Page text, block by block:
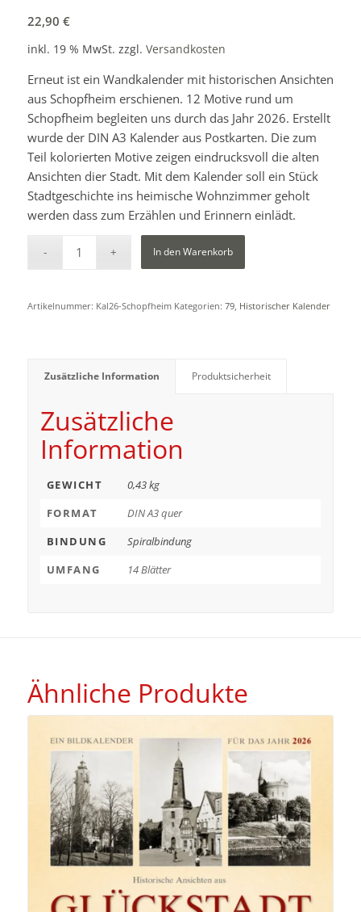
22,90 €
inkl. 19 % MwSt. zzgl. Versandkosten
Erneut ist ein Wandkalender mit historischen Ansichten
aus Schopfheim erschienen. 12 Motive rund um
Schopfheim begleiten uns durch das Jahr 2026. Erstellt
wurde der DIN A3 Kalender aus Postkarten. Die zum
Teil kolorierten Motive zeigen eindrucksvoll die alten
Ansichten dier Stadt. Mit dem Kalender soll ein Stück
Stadtgeschichte ins heimische Wohnzimmer geholt
werden dass zum Erzählen und Erinnern einlädt.
In den Warenkorb
Artikelnummer: Kal26-Schopfheim Kategorien: 79, Historischer Kalender
Zusätzliche Information Produktsicherheit
Zusätzliche
Information
GEWICHT
0,43 kg
FORMAT
DIN A3 quer
BINDUNG
Spiralbindung
UMFANG
14 Blätter
Ähnliche Produkte